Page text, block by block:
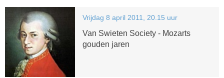
Vrijdag 8 april 2011, 20.15 uur
Van Swieten Society - Mozarts
gouden jaren